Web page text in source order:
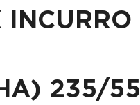
INCURRO
235/55